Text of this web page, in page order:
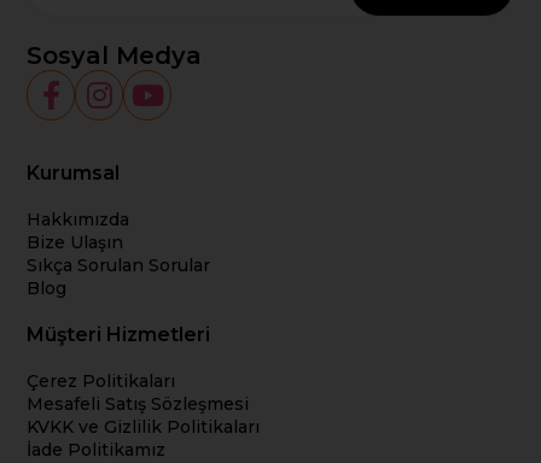
Sosyal Medya
Kurumsal
Hakkımızda
Bize Ulaşın
Sıkça Sorulan Sorular
Blog
Müşteri Hizmetleri
Çerez Politikaları
Mesafeli Satış Sözleşmesi
KVKK ve Gizlilik Politikaları
İade Politikamız